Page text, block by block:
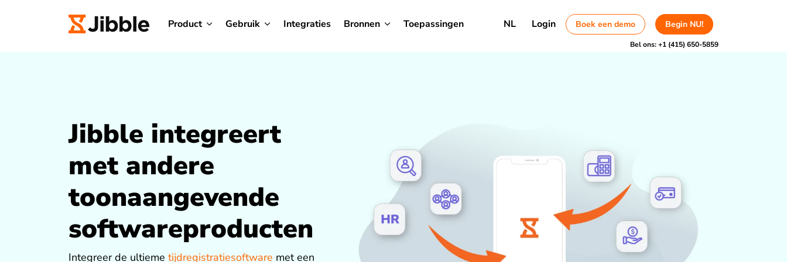
Product Gebruik Integraties Bronnen Toepassingen NL Login Boek een demo Begin NU!
Bel ons:+1 (415) 650-5859
Jibble integreert
met andere
toonaangevende
softwareproducten
Integreer de ultieme tijdregistratiesoftware met een